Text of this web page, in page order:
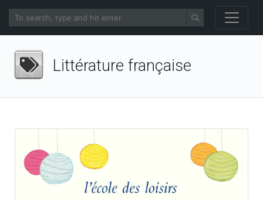
Littérature française